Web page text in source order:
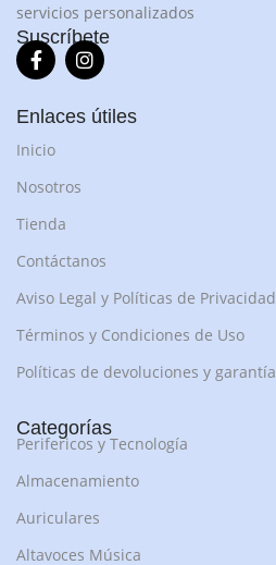
servicios personalizados
Suscríbete
Enlaces útiles
Inicio
Nosotros
Tienda
Contáctanos
Aviso Legal y Políticas de Privacidad
Términos y Condiciones de Uso
Políticas de devoluciones y garantía
Categorías
Perifericos y Tecnología
Almacenamiento
Auriculares
Altavoces Música